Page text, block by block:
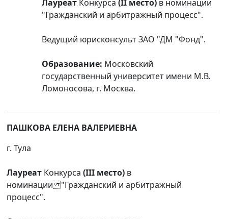
Лауреат Конкурса (II место) в номинации
"Гражданский и арбитражный процесс".
Ведущий юрисконсульт ЗАО "ДМ "Фонд".
Образование: Московский
государственный университет имени М.В.
Ломоносова, г. Москва.
ПАШКОВА ЕЛЕНА ВАЛЕРИЕВНА
г. Тула
Лауреат Конкурса (III место) в
номинации "Гражданский и арбитражный
процесс".